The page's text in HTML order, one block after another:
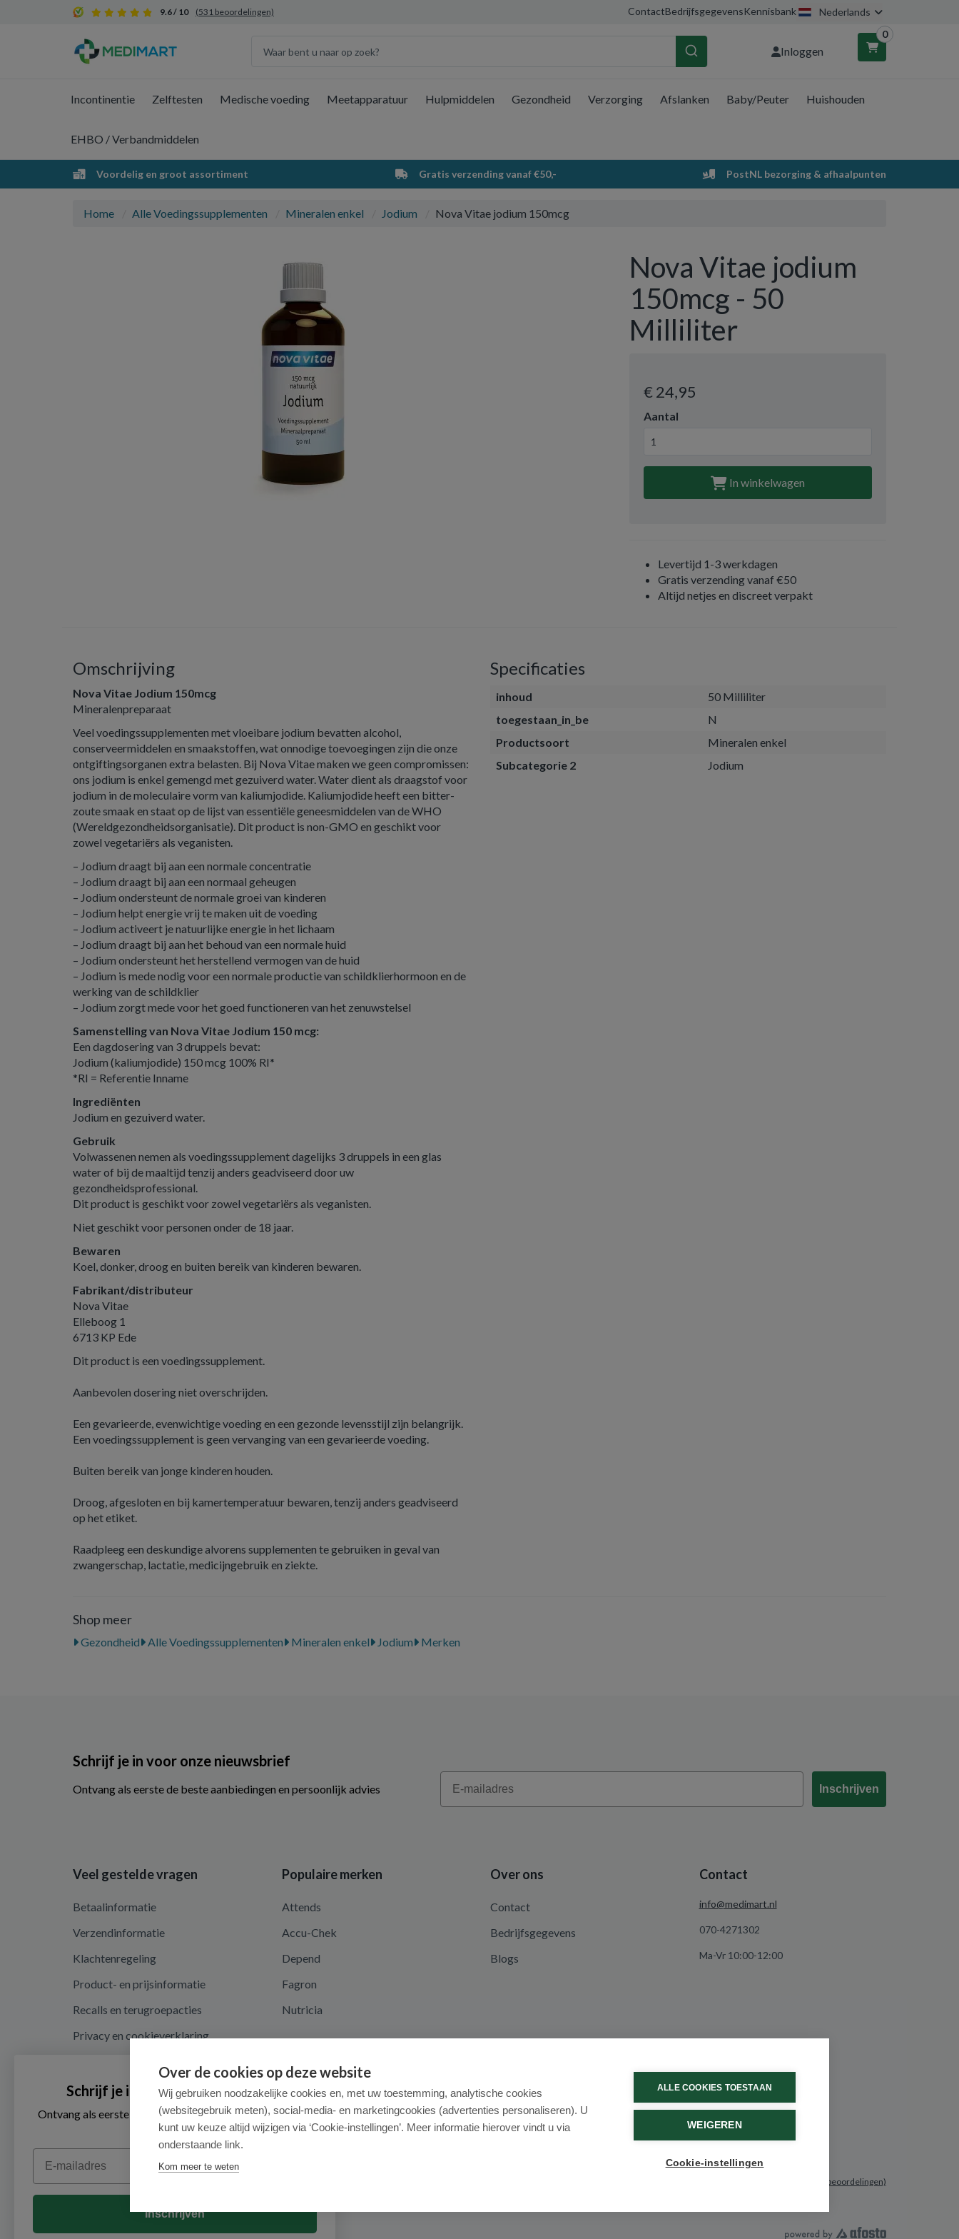
9.6 / 10 (531 beoordelingen) ContactBedrijfsgegevensKennisbank Nederlands
Inloggen
0
Winkelwagen
Uw winkelwagen is leeg.
Vul hem met producten.
Incontinentie Zelftesten Medische voeding Meetapparatuur Hulpmiddelen Gezondheid Verzorging Afslanken Baby/Peuter Huishouden
EHBO / Verbandmiddelen
Voordelig en groot assortiment Gratis verzending vanaf €50,- PostNL bezorging & afhaalpunten
Home Alle Voedingssupplementen Mineralen enkel Jodium Nova Vitae jodium 150mcg
Nova Vitae jodium
150mcg - 50
Milliliter
€ 24,95
Aantal
In winkelwagen
Levertijd 1-3 werkdagen
Gratis verzending vanaf €50
Altijd netjes en discreet verpakt
Omschrijving
Nova Vitae Jodium 150mcg
Mineralenpreparaat
Veel voedingssupplementen met vloeibare jodium bevatten alcohol,
conserveermiddelen en smaakstoffen, wat onnodige toevoegingen zijn die onze
ontgiftingsorganen extra belasten. Bij Nova Vitae maken we geen compromissen:
ons jodium is enkel gemengd met gezuiverd water. Water dient als draagstof voor
jodium in de moleculaire vorm van kaliumjodide. Kaliumjodide heeft een bitter-
zoute smaak en staat op de lijst van essentiële geneesmiddelen van de WHO
(Wereldgezondheidsorganisatie). Dit product is non-GMO en geschikt voor
zowel vegetariërs als veganisten.
– Jodium draagt bij aan een normale concentratie
– Jodium draagt bij aan een normaal geheugen
– Jodium ondersteunt de normale groei van kinderen
– Jodium helpt energie vrij te maken uit de voeding
– Jodium activeert je natuurlijke energie in het lichaam
– Jodium draagt bij aan het behoud van een normale huid
– Jodium ondersteunt het herstellend vermogen van de huid
– Jodium is mede nodig voor een normale productie van schildklierhormoon en de
werking van de schildklier
– Jodium zorgt mede voor het goed functioneren van het zenuwstelsel
Samenstelling van Nova Vitae Jodium 150 mcg:
Een dagdosering van 3 druppels bevat:
Jodium (kaliumjodide) 150 mcg 100% RI*
*RI = Referentie Inname
Ingrediënten
Jodium en gezuiverd water.
Gebruik
Volwassenen nemen als voedingssupplement dagelijks 3 druppels in een glas
water of bij de maaltijd tenzij anders geadviseerd door uw
gezondheidsprofessional.
Dit product is geschikt voor zowel vegetariërs als veganisten.
Niet geschikt voor personen onder de 18 jaar.
Bewaren
Koel, donker, droog en buiten bereik van kinderen bewaren.
Fabrikant/distributeur
Nova Vitae
Elleboog 1
6713 KP Ede
Dit product is een voedingssupplement.
Aanbevolen dosering niet overschrijden.
Een gevarieerde, evenwichtige voeding en een gezonde levensstijl zijn belangrijk.
Een voedingssupplement is geen vervanging van een gevarieerde voeding.
Buiten bereik van jonge kinderen houden.
Droog, afgesloten en bij kamertemperatuur bewaren, tenzij anders geadviseerd
op het etiket.
Raadpleeg een deskundige alvorens supplementen te gebruiken in geval van
zwangerschap, lactatie, medicijngebruik en ziekte.
Specificaties
inhoud
50 Milliliter
toegestaan_in_be
N
Productsoort
Mineralen enkel
Subcategorie 2
Jodium
Shop meer
Gezondheid Alle Voedingssupplementen Mineralen enkel Jodium Merken
Schrijf je in voor onze nieuwsbrief
Ontvang als eerste de beste aanbiedingen en persoonlijk advies
Email
Inschrijven
Veel gestelde vragen
Betaalinformatie
Verzendinformatie
Klachtenregeling
Product- en prijsinformatie
Recalls en terugroepacties
Privacy en cookieverklaring
Algemene voorwaarden
Herroepingsrecht en retouren
Populaire merken
Attends
Accu-Chek
Depend
Fagron
Nutricia
Over ons
Contact
Bedrijfsgegevens
Blogs
Contact
info@medimart.nl
070-4271302
Ma-Vr 10:00-12:00
(531 beoordelingen)
© 2026 - Medimart.nl.
Over de cookies op deze website
Wij gebruiken noodzakelijke cookies en, met uw toestemming, analytische cookies
(websitegebruik meten), social-media- en marketingcookies (advertenties personaliseren). U
kunt uw keuze altijd wijzigen via ‘Cookie-instellingen’. Meer informatie hierover vindt u via
onderstaande link.
Kom meer te weten
ALLE COOKIES TOESTAAN
WEIGEREN
Cookie-instellingen
Schrijf je in voor onze nieuwsbrief
Ontvang als eerste de beste aanbiedingen en persoonlijk
advies
Email
Inschrijven